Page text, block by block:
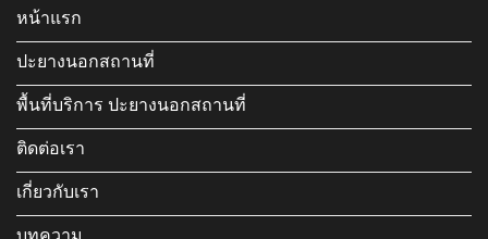
หน้าแรก
ปะยางนอกสถานที่
พื้นที่บริการ ปะยางนอกสถานที่
ติดต่อเรา
เกี่ยวกับเรา
บทความ